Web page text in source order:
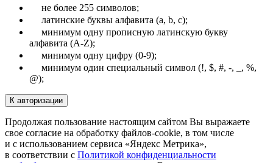
не более 255 символов;
латинские буквы алфавита (a, b, c);
минимум одну прописную латинскую букву
алфавита (A-Z);
минимум одну цифру (0-9);
минимум один специальный символ (!, $, #, -, _, %,
@);
К авторизации
Продолжая пользование настоящим сайтом Вы выражаете
свое согласие на обработку файлов-cookie, в том числе
и с использованием сервиса «Яндекс Метрика»,
в соответствии с Политикой конфиденциальности